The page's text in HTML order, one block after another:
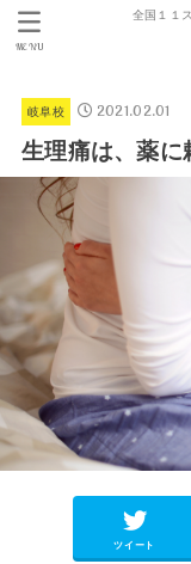
全国１１
MENU
岐阜校 2021.02.01
生理痛は、薬に
ツイート